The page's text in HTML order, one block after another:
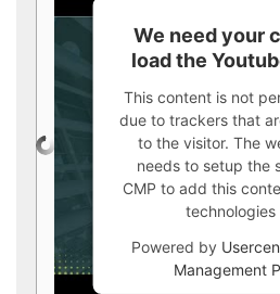
We need your
load the
This content is not
due to trackers that
to the visitor. The
needs to setup the
CMP to add this
technologies
Powered by
Management